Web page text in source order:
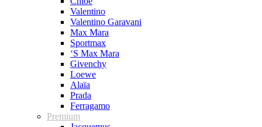
Valentino
Valentino Garavani
Max Mara
Sportmax
‘S Max Mara
Givenchy
Loewe
Alaïa
Prada
Ferragamo
Premium